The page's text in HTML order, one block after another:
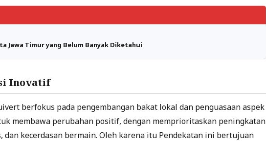
Jawa Timur yang Belum Banyak Diketahui
Inovatif
berfokus pada pengembangan bakat lokal dan penguasaan aspek
membawa perubahan positif, dengan memprioritaskan peningkatan
kecerdasan bermain. Oleh karena itu Pendekatan ini bertujuan